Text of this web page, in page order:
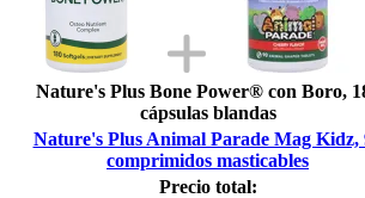
Nature's Plus Bone Power® con Boro,
cápsulas blandas
Nature's Plus Animal Parade Mag Kidz,
comprimidos masticables
Precio total: